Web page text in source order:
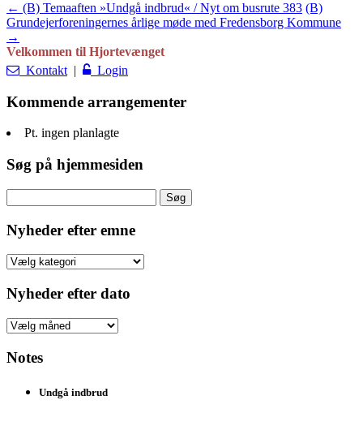
← (B) Temaaften »Undgå indbrud« / Nyt om busrute 383 (B)
Grundejerforeningernes årlige møde med Fredensborg Kommune
→
Velkommen til Hjortevænget
Kontakt | Login
Kommende arrangementer
Pt. ingen planlagte
Søg på hjemmesiden
efter:
Nyheder efter emne
Nyheder
emne
Nyheder efter dato
Nyheder
dato
Notes
Undgå indbrud